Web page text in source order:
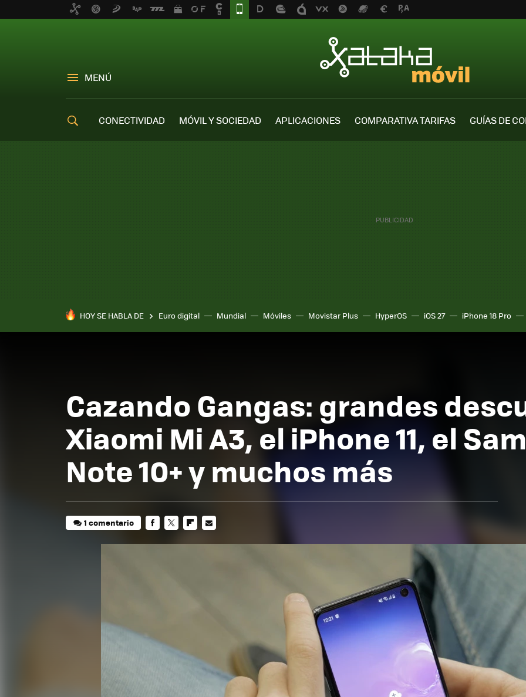
MENÚ
CONECTIVIDAD MÓVIL Y SOCIEDAD APLICACIONES COMPARATIVA TARIFAS
GUÍAS DE
HOY SE HABLA DE Euro digital Mundial Móviles Movistar Plus HyperOS iOS 27 iPhone 18 Pro
Cazando Gangas: grandes
Xiaomi Mi A3, el iPhone 11, el
Note 10+ y muchos más
1 comentario